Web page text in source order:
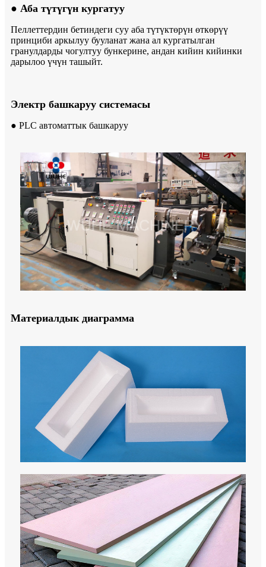
● Аба түтүгүн кургатуу
Пеллеттердин бетиндеги суу аба түтүктөрүн өткөрүү
принциби аркылуу бууланат жана ал кургатылган
гранулдарды чогултуу бункерине, андан кийин кийинки
дарылоо үчүн ташыйт.
Электр башкаруу системасы
● PLC автоматтык башкаруу
Материалдык диаграмма